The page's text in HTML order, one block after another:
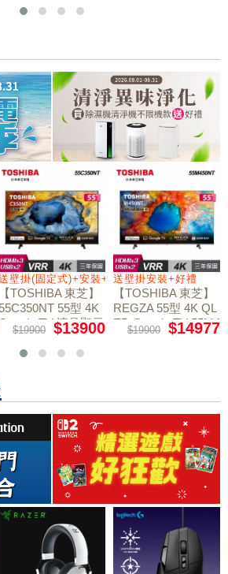
壁掛(固定式)+安裝+好禮贈
【TOSHIBA 東芝】
55C350NT 55型 4K
Google TV 液晶顯示
器｜含壁掛(固定式)
+安裝
$19900 $13900
送壁掛安裝+好禮
【TOSHIBA 東芝】
REGZA 55型 4K QL
ED Google TV 55M4
50NT液晶顯示器｜
$19900 $14977